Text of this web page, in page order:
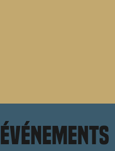
événements